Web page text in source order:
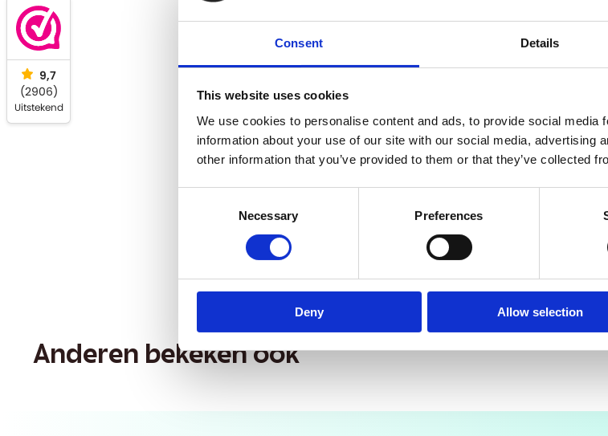
Consent Details
This website uses cookies
We use cookies to personalise content and ads, to provide social media
information about your use of our site with our social media, advertising
other information that you’ve provided to them or that they’ve collected
Necessary Preferences
Deny Allow selection
9,7
(2906)
Uitstekend
Anderen bekeken ook
JE EERSTE
AANKOOP
VERZILVER JOUW KORTING
Nee bedankt, ik betaal liever de volledige
prijs!